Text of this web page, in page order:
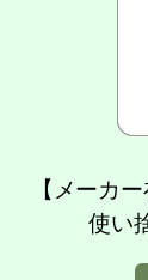
【メーカ
使い